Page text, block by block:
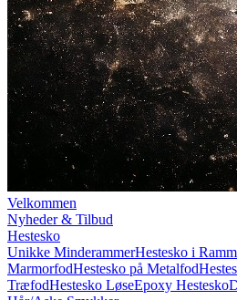
Velkommen
Nyheder & Tilbud
Hestesko
Unikke MinderammerHestesko i
MarmorfodHestesko på Metalfod
TræfodHestesko LøseEpoxy Hestesko